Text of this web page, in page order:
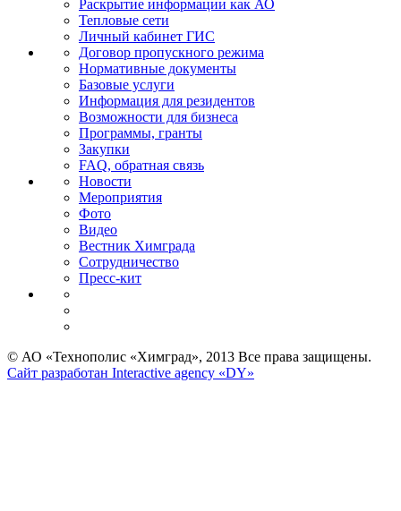
Раскрытие информации как АО
Тепловые сети
Личный кабинет ГИС
Договор пропускного режима
Нормативные документы
Базовые услуги
Информация для резидентов
Возможности для бизнеса
Программы, гранты
Закупки
FAQ, обратная связь
Новости
Мероприятия
Фото
Видео
Вестник Химграда
Сотрудничество
Пресс-кит
© АО «Технополис «Химград», 2013 Все права защищены.
Сайт разработан Interactive agency «DY»